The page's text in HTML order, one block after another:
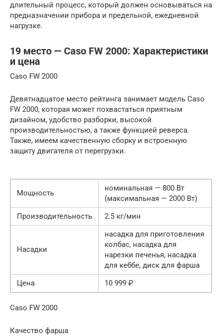
длительный процесс, который должен основываться на
предназначении прибора и предельной, ежедневной
нагрузке.
19 место — Caso FW 2000: Характеристики
и цена
Caso FW 2000
Девятнадцатое место рейтинга занимает модель Caso
FW 2000, которая может похвастаться приятным
дизайном, удобство разборки, высокой
производительностью, а также функцией реверса.
Также, имеем качественную сборку и встроенную
защиту двигателя от перегрузки.
Мощность
номинальная — 800 Вт
(максимальная — 2000 Вт)
Производительность
2.5 кг/мин
Насадки
насадка для приготовления
колбас, насадка для
нарезки печенья, насадка
для кеббе, диск для фарша
Цена
10 999 ₽
Caso FW 2000
Качество фарша